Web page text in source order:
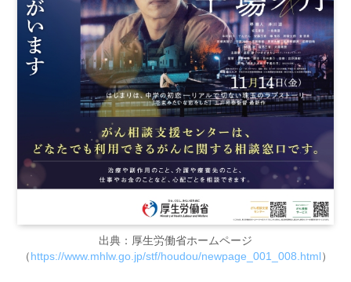
出典：厚生労働省ホームページ
（https://www.mhlw.go.jp/stf/houdou/newpage_001_008.html）